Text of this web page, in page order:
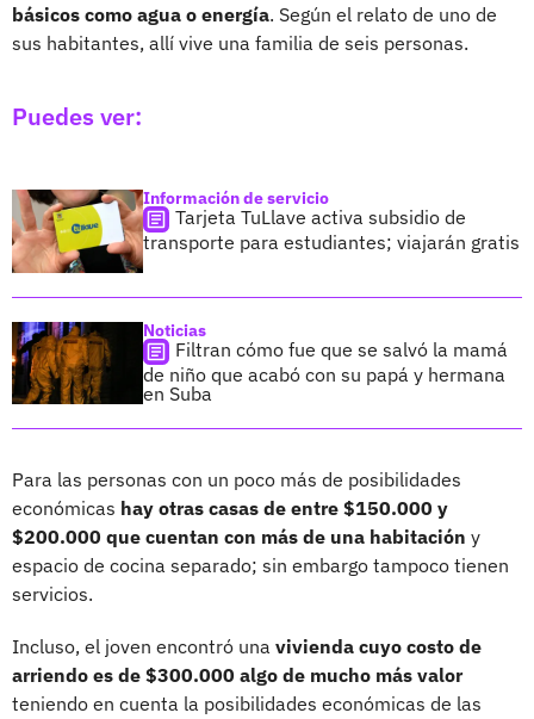
básicos como agua o energía. Según el relato de uno de
sus habitantes, allí vive una familia de seis personas.
Puedes ver:
Información de servicio
Tarjeta TuLlave activa subsidio de
transporte para estudiantes; viajarán gratis
Noticias
Filtran cómo fue que se salvó la mamá
de niño que acabó con su papá y hermana
en Suba
Para las personas con un poco más de posibilidades
económicas hay otras casas de entre $150.000 y
$200.000 que cuentan con más de una habitación y
espacio de cocina separado; sin embargo tampoco tienen
servicios.
Incluso, el joven encontró una vivienda cuyo costo de
arriendo es de $300.000 algo de mucho más valor
teniendo en cuenta la posibilidades económicas de las